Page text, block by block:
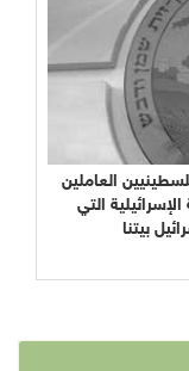
العاملين
التي